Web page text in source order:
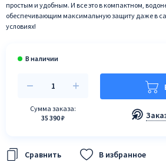
простым и удобным. И все это в компактном,
обеспечивающим максимальную защиту даже в
условиях!
Сумма заказа:
35 390 ₽
В избранное